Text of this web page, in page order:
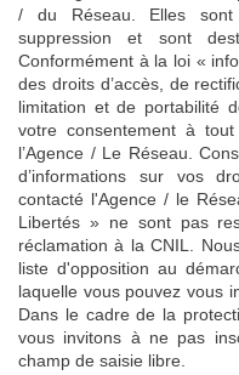
/ du Réseau. Elles sont
suppression et sont
Conformément à la loi «
des droits d’accès, de
limitation et de portabilité
votre consentement à
l’Agence / Le Réseau.
d’informations sur vos
contacté l'Agence / le
Libertés » ne sont pas
réclamation à la CNIL.
liste d'opposition au
laquelle vous pouvez vous
Dans le cadre de la
vous invitons à ne pas
champ de saisie libre.